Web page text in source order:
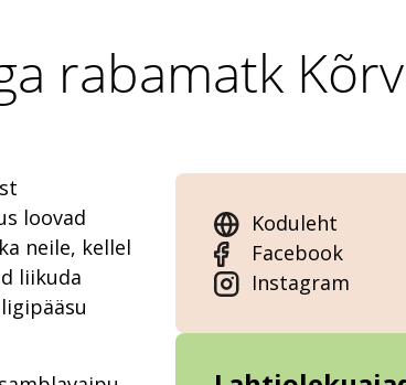
rabamatk
loovad
neile, kellel
liikuda
Koduleht
Facebook
Instagram